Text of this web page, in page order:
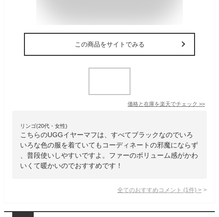
この商品をサイトでみる
価格と在庫を楽天でチェック >>
リンゴ(20代・女性)
こちらのUGGイヤーマフは、すべてブラックなのでいろ
いろな色の服を着ていてもコーディネートの邪魔にならず
、普段使いしやすいですよ。ファーのボリューム感がかわ
いくて暖かいのでおすすめです！
全てのおすすめコメント (1 件) >